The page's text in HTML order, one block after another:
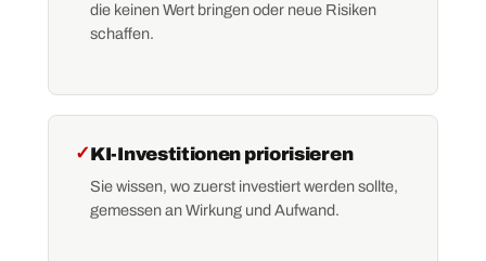
die keinen Wert bringen oder neue Risiken
schaffen.
✓KI-Investitionen priorisieren
Sie wissen, wo zuerst investiert werden sollte,
gemessen an Wirkung und Aufwand.